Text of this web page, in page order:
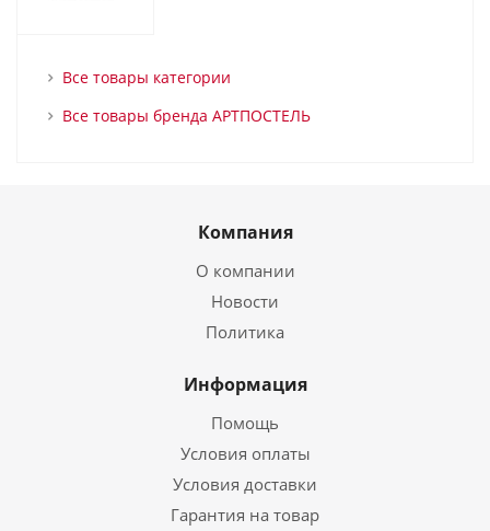
Все товары категории
Все товары бренда АРТПОСТЕЛЬ
Компания
О компании
Новости
Политика
Информация
Помощь
Условия оплаты
Условия доставки
Гарантия на товар